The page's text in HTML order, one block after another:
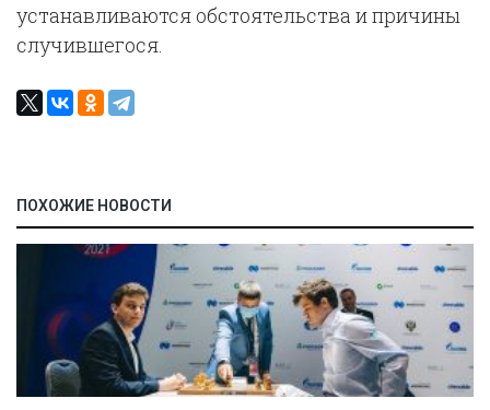
устанавливаются обстоятельства и причины
случившегося.
ПОХОЖИЕ НОВОСТИ